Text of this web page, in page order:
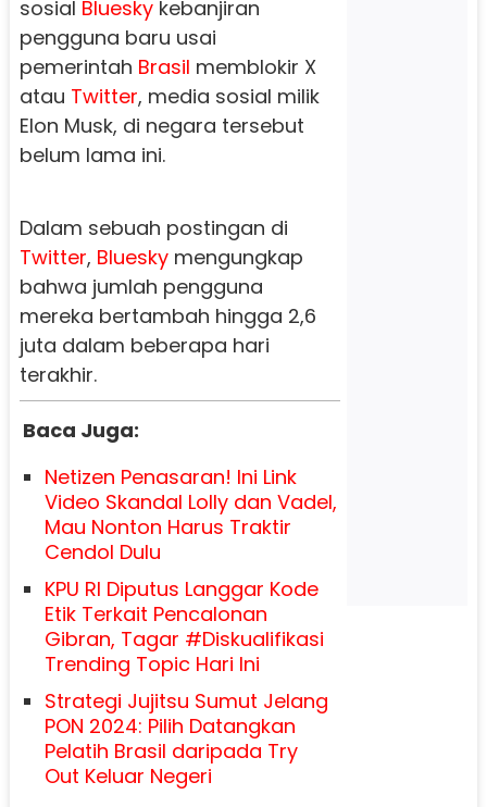
sosial Blueskykebanjiran
pengguna baru usai
pemerintah Brasil memblokir X
atau Twitter, media sosial milik
Elon Musk, di negara tersebut
belum lama ini.
Dalam sebuah postingan di
Twitter, Blueskymengungkap
bahwa jumlah pengguna
mereka bertambah hingga 2,6
juta dalam beberapa hari
terakhir.
Baca Juga:
Netizen Penasaran! Ini Link
Video Skandal Lolly dan Vadel,
Mau Nonton Harus Traktir
Cendol Dulu
KPU RI Diputus Langgar Kode
Etik Terkait Pencalonan
Gibran, Tagar #Diskualifikasi
Trending Topic Hari Ini
Strategi Jujitsu Sumut Jelang
PON 2024: Pilih Datangkan
Pelatih Brasil daripada Try
Out Keluar Negeri